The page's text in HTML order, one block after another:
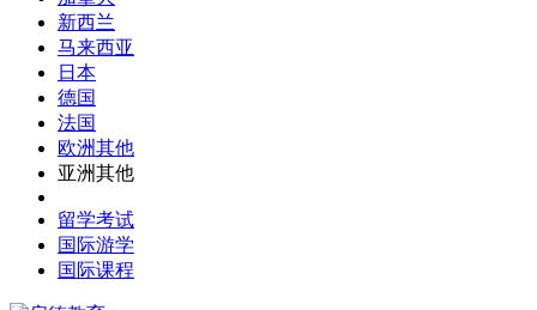
新西兰
马来西亚
日本
德国
法国
欧洲其他
亚洲其他
留学考试
国际游学
国际课程